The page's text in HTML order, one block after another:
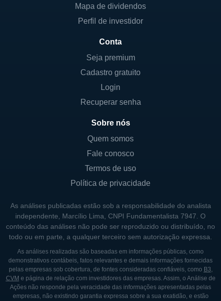
Mapa de dividendos
Perfil de investidor
Conta
Seja premium
Cadastro gratuito
Login
Recuperar senha
Sobre nós
Quem somos
Fale conosco
Termos de uso
Política de privacidade
As análises publicadas estão sob a responsabilidade do analista
independente, Marcílio Lima, CNPI Fundamentalista 7947. O
conteúdo das análises não pode ser reproduzido ou distribuído, no
todo ou em parte, a qualquer terceiro sem autorização expressa.
As análises realizadas são baseadas em informações públicas, como
demonstrativos contábeis, fatos relevantes e demais informações fornecidas
pelas empresas sob cobertura, de fontes consideradas confiáveis, como B3,
CVM e página de relação com investidores das empresas. Assim, o Análise de
Ações não responde pela veracidade das informações apresentadas pelas
empresas, não existindo garantia expressa sobre a sua exatidão, e estão